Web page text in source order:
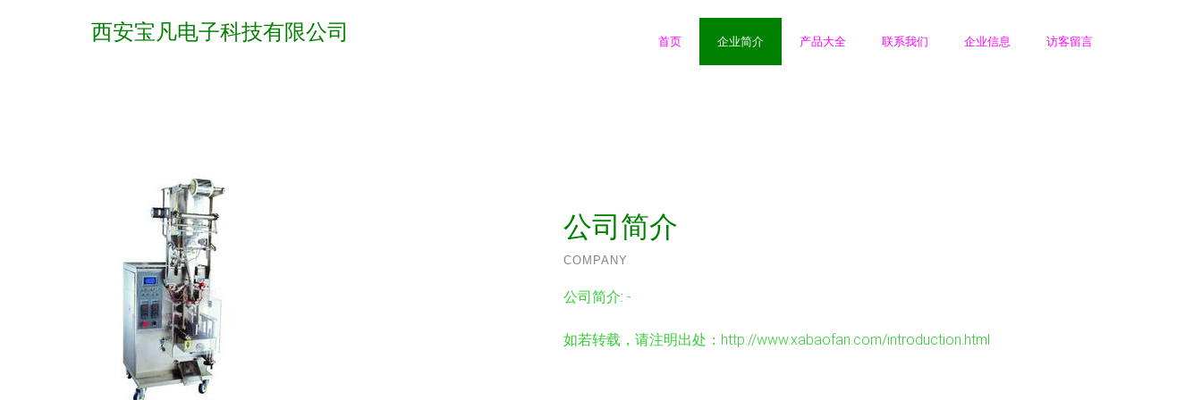
西安宝凡电子科技有限公司 首页 企业简介 产品大全 联系我们 企业信息 访客留言
公司简介
COMPANY
公司简介: -
如若转载，请注明出处：http://www.xabaofan.com/introduction.html